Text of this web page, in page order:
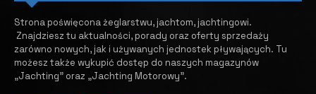
Strona poświęcona żeglarstwu, jachtom, jachtingowi.
Znajdziesz tu aktualności, porady oraz oferty sprzedaży
zarówno nowych, jak i używanych jednostek pływających. ​ Tu
możesz także wykupić dostęp do naszych magazynów
„Jachting” oraz „Jachting Motorowy”.